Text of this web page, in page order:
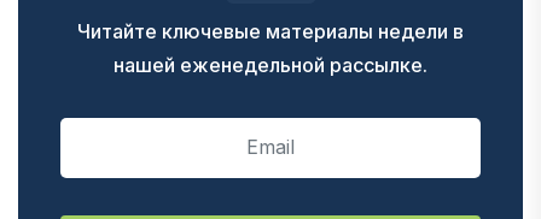
Читайте ключевые материалы недели в
нашей еженедельной рассылке.